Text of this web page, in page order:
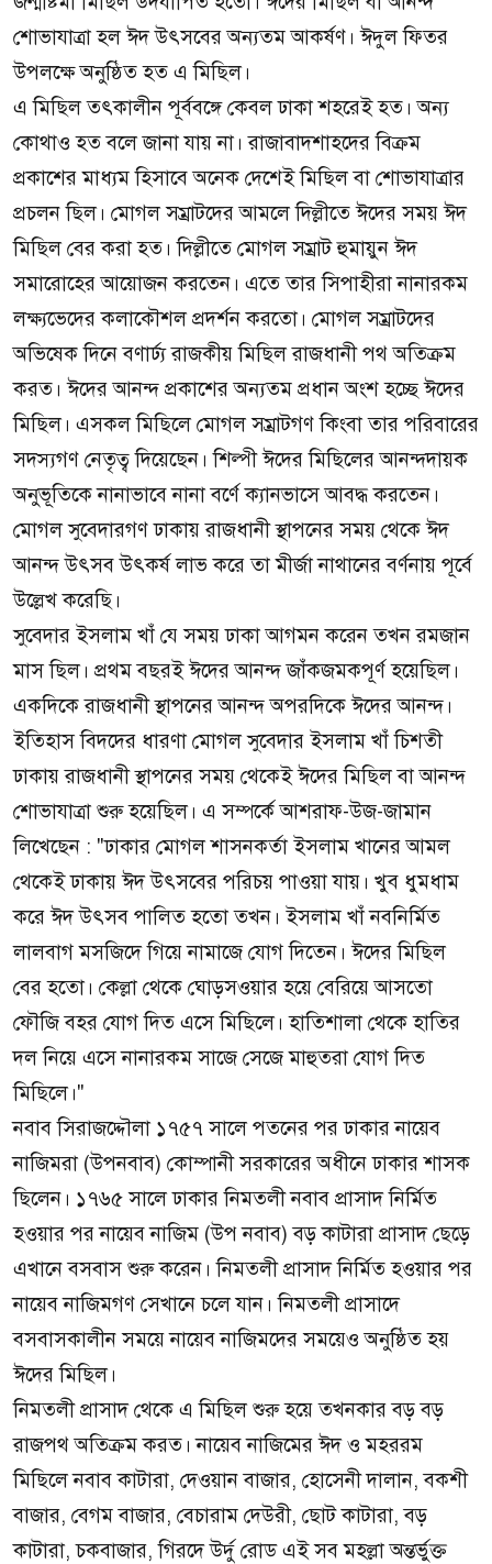
শোভাযাত্রা হল ঈদ উৎসবের অন্যতম আকর্ষণ। ঈদুল ফিতর
উপলক্ষে অনুষ্ঠিত হত এ মিছিল।
এ মিছিল তৎকালীন পূর্ববঙ্গে কেবল ঢাকা শহরেই হত। অন্য
কোথাও হত বলে জানা যায় না। রাজাবাদশাহদের বিক্রম
প্রকাশের মাধ্যম হিসাবে অনেক দেশেই মিছিল বা শোভাযাত্রার
প্রচলন ছিল। মোগল সম্রাটদের আমলে দিল্লীতে ঈদের সময় ঈদ
মিছিল বের করা হত। দিল্লীতে মোগল সম্রাট হুমায়ুন ঈদ
সমারোহের আয়োজন করতেন। এতে তার সিপাহীরা নানারকম
লক্ষ্যভেদের কলাকৌশল প্রদর্শন করতো। মোগল সম্রাটদের
অভিষেক দিনে বণার্ঢ্য রাজকীয় মিছিল রাজধানী পথ অতিক্রম
করত। ঈদের আনন্দ প্রকাশের অন্যতম প্রধান অংশ হচ্ছে ঈদের
মিছিল। এসকল মিছিলে মোগল সম্রাটগণ কিংবা তার পরিবারের
সদস্যগণ নেতৃত্ব দিয়েছেন। শিল্পী ঈদের মিছিলের আনন্দদায়ক
অনুভূতিকে নানাভাবে নানা বর্ণে ক্যানভাসে আবদ্ধ করতেন।
মোগল সুবেদারগণ ঢাকায় রাজধানী স্থাপনের সময় থেকে ঈদ
আনন্দ উৎসব উৎকর্ষ লাভ করে তা মীর্জা নাথানের বর্ণনায় পূর্বে
উল্লেখ করেছি।
সুবেদার ইসলাম খাঁ যে সময় ঢাকা আগমন করেন তখন রমজান
মাস ছিল। প্রথম বছরই ঈদের আনন্দ জাঁকজমকপূর্ণ হয়েছিল।
একদিকে রাজধানী স্থাপনের আনন্দ অপরদিকে ঈদের আনন্দ।
ইতিহাস বিদদের ধারণা মোগল সুবেদার ইসলাম খাঁ চিশতী
ঢাকায় রাজধানী স্থাপনের সময় থেকেই ঈদের মিছিল বা আনন্দ
শোভাযাত্রা শুরু হয়েছিল। এ সম্পর্কে আশরাফ-উজ-জামান
লিখেছেন : "ঢাকার মোগল শাসনকর্তা ইসলাম খানের আমল
থেকেই ঢাকায় ঈদ উৎসবের পরিচয় পাওয়া যায়। খুব ধুমধাম
করে ঈদ উৎসব পালিত হতো তখন। ইসলাম খাঁ নবনির্মিত
লালবাগ মসজিদে গিয়ে নামাজে যোগ দিতেন। ঈদের মিছিল
বের হতো। কেল্লা থেকে ঘোড়সওয়ার হয়ে বেরিয়ে আসতো
ফৌজি বহর যোগ দিত এসে মিছিলে। হাতিশালা থেকে হাতির
দল নিয়ে এসে নানারকম সাজে সেজে মাহুতরা যোগ দিত
মিছিলে।"
নবাব সিরাজদ্দৌলা ১৭৫৭ সালে পতনের পর ঢাকার নায়েব
নাজিমরা (উপনবাব) কোম্পানী সরকারের অধীনে ঢাকার শাসক
ছিলেন। ১৭৬৫ সালে ঢাকার নিমতলী নবাব প্রাসাদ নির্মিত
হওয়ার পর নায়েব নাজিম (উপ নবাব) বড় কাটারা প্রাসাদ ছেড়ে
এখানে বসবাস শুরু করেন। নিমতলী প্রাসাদ নির্মিত হওয়ার পর
নায়েব নাজিমগণ সেখানে চলে যান। নিমতলী প্রাসাদে
বসবাসকালীন সময়ে নায়েব নাজিমদের সময়েও অনুষ্ঠিত হয়
ঈদের মিছিল।
নিমতলী প্রাসাদ থেকে এ মিছিল শুরু হয়ে তখনকার বড় বড়
রাজপথ অতিক্রম করত। নায়েব নাজিমের ঈদ ও মহররম
মিছিলে নবাব কাটারা, দেওয়ান বাজার, হোসেনী দালান, বকশী
বাজার, বেগম বাজার, বেচারাম দেউরী, ছোট কাটারা, বড়
কাটারা, চকবাজার, গিরদে উর্দু রোড এই সব মহল্লা অন্তর্ভুক্ত